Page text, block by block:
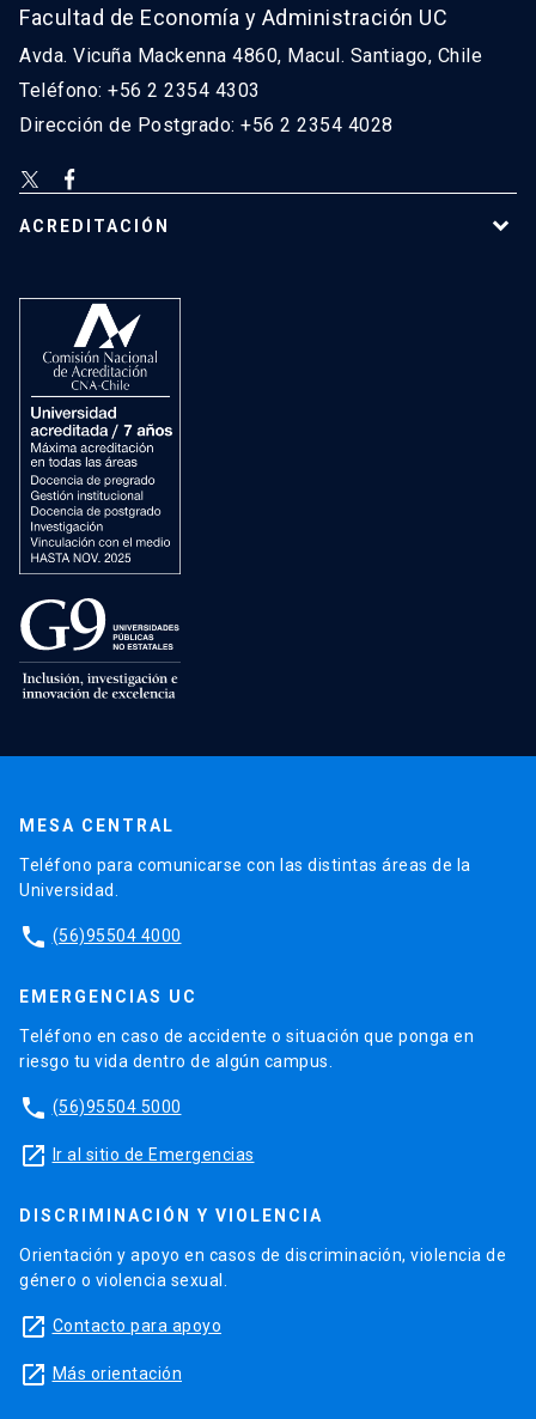
Facultad de Economía y Administración UC
Avda. Vicuña Mackenna 4860, Macul. Santiago, Chile
Teléfono: +56 2 2354 4303
Dirección de Postgrado: +56 2 2354 4028
ACREDITACIÓN
MESA CENTRAL
Teléfono para comunicarse con las distintas áreas de la
Universidad.
phone (56)95504 4000
EMERGENCIAS UC
Teléfono en caso de accidente o situación que ponga en
riesgo tu vida dentro de algún campus.
phone (56)95504 5000
launch Ir al sitio de Emergencias
DISCRIMINACIÓN Y VIOLENCIA
Orientación y apoyo en casos de discriminación, violencia de
género o violencia sexual.
launch Contacto para apoyo
launch Más orientación